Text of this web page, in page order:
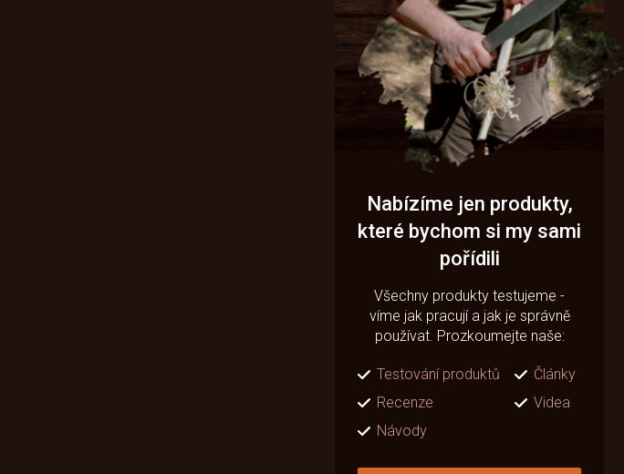
Nabízíme jen produkty,
které bychom si my sami
pořídili
Všechny produkty testujeme -
víme jak pracují a jak je správně
používat. Prozkoumejte naše:
Testování produktů
Články
Recenze
Videa
Návody